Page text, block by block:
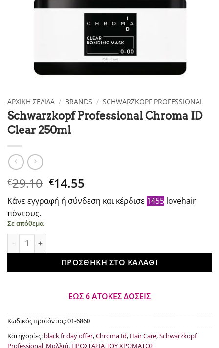
ΑΡΧΙΚΉ ΣΕΛΊΔΑ / BRANDS / SCHWARZKOPF PROFESSIONAL
Schwarzkopf Professional Chroma ID
Clear 250ml
€29.10 Original
price
was:
€14.55
τρέχουσα
τιμή
Κάνε εγγραφή ή σύνδεση και κέρδισε 1455 lovehair
πόντους.
Σε απόθεμα
Schwarzkopf Professional Chroma ID Clear 250ml ποσότητα
ΠΡΟΣΘΉΚΗ ΣΤΟ ΚΑΛΆΘΙ
ΕΩΣ 6 ΑΤΟΚΕΣ ΔΟΣΕΙΣ
Κωδικός προϊόντος:01-6860
Κατηγορίες: black friday offer,Chroma Id, Hair Care,Schwarzkopf
Professional, Μαλλιά, ΠΡΟΣΤΑΣΙΑ ΤΟΥ ΧΡΩΜΑΤΟΣ